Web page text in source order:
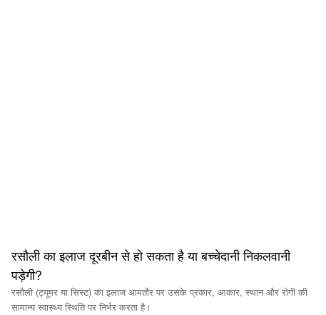
रसौली का इलाज दूरबीन से हो सकता है या बच्चेदानी निकलवानी
पड़ेगी?
रसौली (ट्यूमर या सिस्ट) का इलाज आमतौर पर उसके प्रकार, आकार, स्थान और रोगी की
सामान्य स्वास्थ्य स्थिति पर निर्भर करता है।